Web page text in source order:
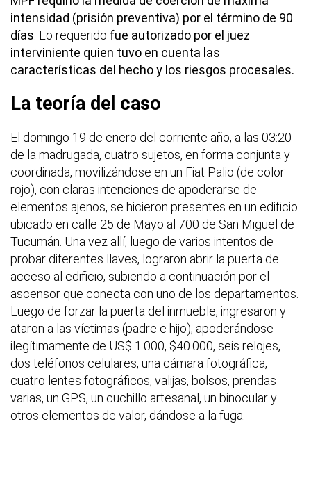
intensidad (prisión preventiva) por el término de 90
días . Lo requerido fue autorizado por el juez
interviniente quien tuvo en cuenta las
características del hecho y los riesgos procesales.
La teoría del caso
El domingo 19 de enero del corriente año, a las 03:20
de la madrugada, cuatro sujetos, en forma conjunta y
coordinada, movilizándose en un Fiat Palio (de color
rojo), con claras intenciones de apoderarse de
elementos ajenos, se hicieron presentes en un edificio
ubicado en calle 25 de Mayo al 700 de San Miguel de
Tucumán. Una vez allí, luego de varios intentos de
probar diferentes llaves, lograron abrir la puerta de
acceso al edificio, subiendo a continuación por el
ascensor que conecta con uno de los departamentos.
Luego de forzar la puerta del inmueble, ingresaron y
ataron a las víctimas (padre e hijo), apoderándose
ilegítimamente de US$ 1.000, $40.000, seis relojes,
dos teléfonos celulares, una cámara fotográfica,
cuatro lentes fotográficos, valijas, bolsos, prendas
varias, un GPS, un cuchillo artesanal, un binocular y
otros elementos de valor, dándose a la fuga.